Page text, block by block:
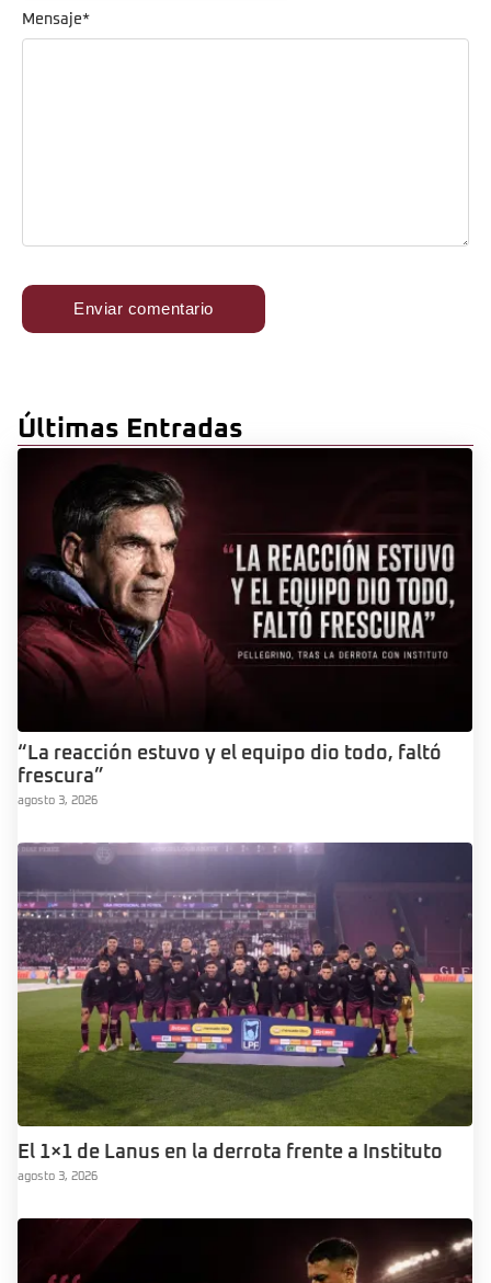
Mensaje*
Últimas Entradas
“La reacción estuvo y el equipo dio todo, faltó
frescura”
agosto 3, 2026
El 1×1 de Lanus en la derrota frente a Instituto
agosto 3, 2026